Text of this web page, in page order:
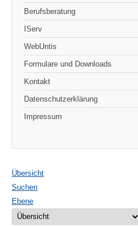
Berufsberatung
IServ
WebUntis
Formulare und Downloads
Kontakt
Datenschutzerklärung
Impressum
Übersicht
Suchen
Ebene